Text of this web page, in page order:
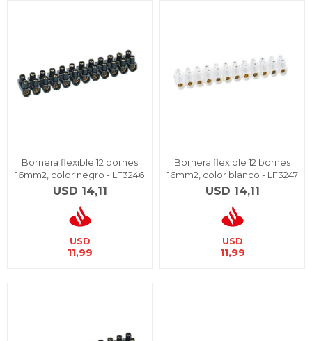
Bornera flexible 12 bornes
16mm2, color negro - LF3246
USD 14,11
USD
11,99
Bornera flexible 12 bornes
16mm2, color blanco - LF3247
USD 14,11
USD
11,99